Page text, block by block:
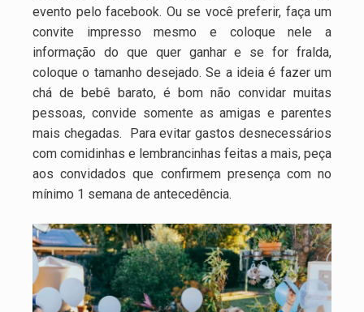
evento pelo facebook. Ou se você preferir, faça um
convite impresso mesmo e coloque nele a
informação do que quer ganhar e se for fralda,
coloque o tamanho desejado. Se a ideia é fazer um
chá de bebê barato, é bom não convidar muitas
pessoas, convide somente as amigas e parentes
mais chegadas. Para evitar gastos desnecessários
com comidinhas e lembrancinhas feitas a mais, peça
aos convidados que confirmem presença com no
mínimo 1 semana de antecedência.